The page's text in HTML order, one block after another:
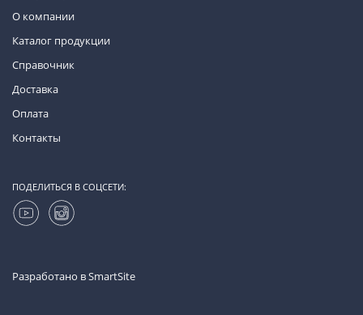
О компании
Каталог продукции
Справочник
Доставка
Оплата
Контакты
ПОДЕЛИТЬСЯ В СОЦСЕТИ:
Разработано вSmartSite